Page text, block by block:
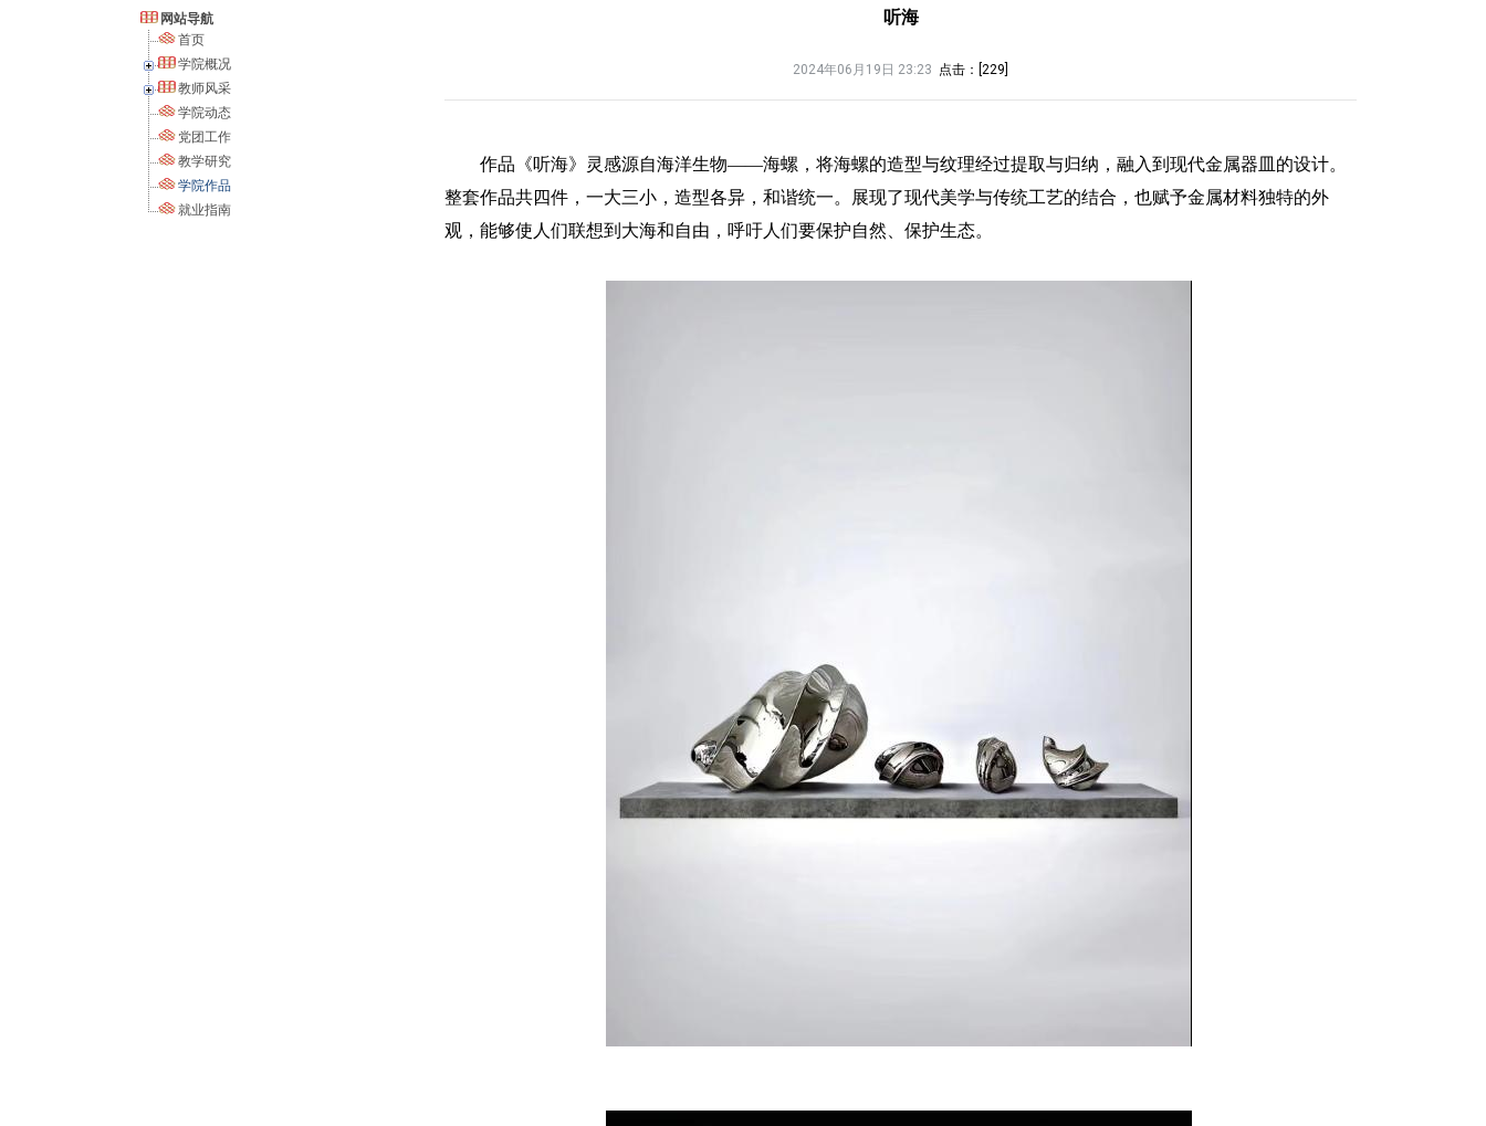
网站导航
首页
学院概况
教师风采
学院动态
党团工作
教学研究
学院作品
就业指南
听海
2024年06月19日 23:23 点击：[ 229
作品《听海》灵感源自海洋生物——海螺，将海螺的造型与纹理经过提取与归纳，融入到现代金属器皿的设计。
整套作品共四件，一大三小，造型各异，和谐统一。展现了现代美学与传统工艺的结合，也赋予金属材料独特的外
观，能够使人们联想到大海和自由，呼吁人们要保护自然、保护生态。